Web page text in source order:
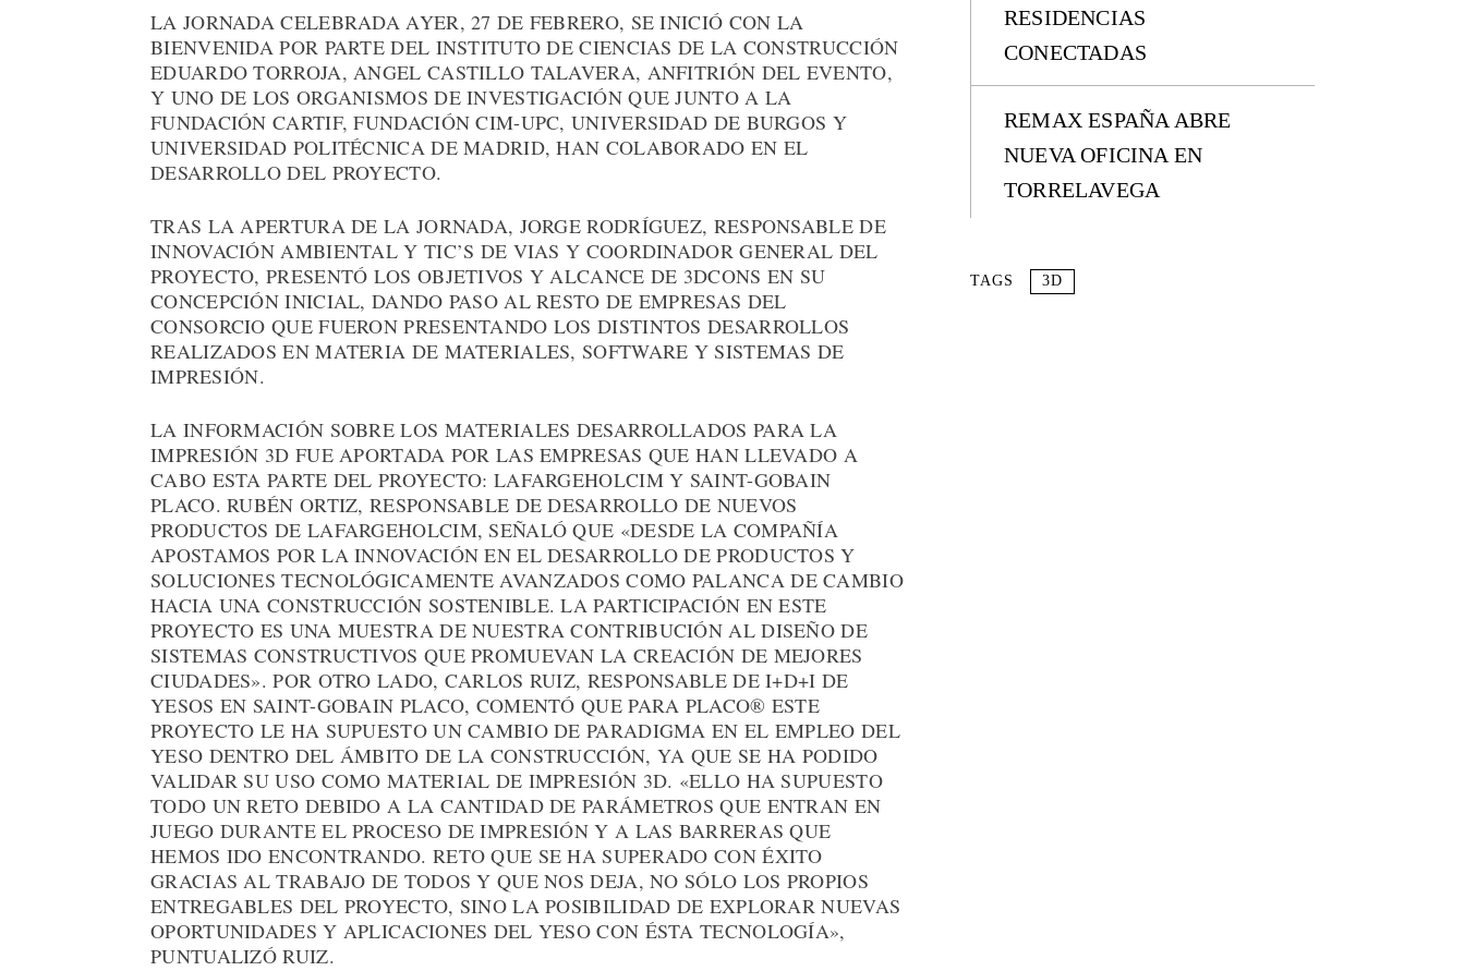
LA JORNADA CELEBRADA AYER, 27 DE FEBRERO, SE INICIÓ CON LA
BIENVENIDA POR PARTE DEL INSTITUTO DE CIENCIAS DE LA CONSTRUCCIÓN
EDUARDO TORROJA, ANGEL CASTILLO TALAVERA, ANFITRIÓN DEL EVENTO,
Y UNO DE LOS ORGANISMOS DE INVESTIGACIÓN QUE JUNTO A LA
FUNDACIÓN CARTIF, FUNDACIÓN CIM-UPC, UNIVERSIDAD DE BURGOS Y
UNIVERSIDAD POLITÉCNICA DE MADRID, HAN COLABORADO EN EL
DESARROLLO DEL PROYECTO.
TRAS LA APERTURA DE LA JORNADA, JORGE RODRÍGUEZ, RESPONSABLE DE
INNOVACIÓN AMBIENTAL Y TIC’S DE VIAS Y COORDINADOR GENERAL DEL
PROYECTO, PRESENTÓ LOS OBJETIVOS Y ALCANCE DE 3DCONS EN SU
CONCEPCIÓN INICIAL, DANDO PASO AL RESTO DE EMPRESAS DEL
CONSORCIO QUE FUERON PRESENTANDO LOS DISTINTOS DESARROLLOS
REALIZADOS EN MATERIA DE MATERIALES, SOFTWARE Y SISTEMAS DE
IMPRESIÓN.
LA INFORMACIÓN SOBRE LOS MATERIALES DESARROLLADOS PARA LA
IMPRESIÓN 3D FUE APORTADA POR LAS EMPRESAS QUE HAN LLEVADO A
CABO ESTA PARTE DEL PROYECTO: LAFARGEHOLCIM Y SAINT-GOBAIN
PLACO. RUBÉN ORTIZ, RESPONSABLE DE DESARROLLO DE NUEVOS
PRODUCTOS DE LAFARGEHOLCIM, SEÑALÓ QUE «DESDE LA COMPAÑÍA
APOSTAMOS POR LA INNOVACIÓN EN EL DESARROLLO DE PRODUCTOS Y
SOLUCIONES TECNOLÓGICAMENTE AVANZADOS COMO PALANCA DE CAMBIO
HACIA UNA CONSTRUCCIÓN SOSTENIBLE. LA PARTICIPACIÓN EN ESTE
PROYECTO ES UNA MUESTRA DE NUESTRA CONTRIBUCIÓN AL DISEÑO DE
SISTEMAS CONSTRUCTIVOS QUE PROMUEVAN LA CREACIÓN DE MEJORES
CIUDADES». POR OTRO LADO, CARLOS RUIZ, RESPONSABLE DE I+D+I DE
YESOS EN SAINT-GOBAIN PLACO, COMENTÓ QUE PARA PLACO® ESTE
PROYECTO LE HA SUPUESTO UN CAMBIO DE PARADIGMA EN EL EMPLEO DEL
YESO DENTRO DEL ÁMBITO DE LA CONSTRUCCIÓN, YA QUE SE HA PODIDO
VALIDAR SU USO COMO MATERIAL DE IMPRESIÓN 3D. «ELLO HA SUPUESTO
TODO UN RETO DEBIDO A LA CANTIDAD DE PARÁMETROS QUE ENTRAN EN
JUEGO DURANTE EL PROCESO DE IMPRESIÓN Y A LAS BARRERAS QUE
HEMOS IDO ENCONTRANDO. RETO QUE SE HA SUPERADO CON ÉXITO
GRACIAS AL TRABAJO DE TODOS Y QUE NOS DEJA, NO SÓLO LOS PROPIOS
ENTREGABLES DEL PROYECTO, SINO LA POSIBILIDAD DE EXPLORAR NUEVAS
OPORTUNIDADES Y APLICACIONES DEL YESO CON ÉSTA TECNOLOGÍA»,
PUNTUALIZÓ RUIZ.
RESIDENCIAS
CONECTADAS
REMAX ESPAÑA ABRE
NUEVA OFICINA EN
TORRELAVEGA
TAGS 3D